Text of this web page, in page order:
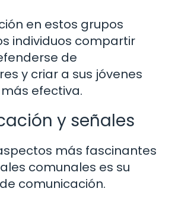
en estos grupos
individuos compartir
de
y criar a sus jóvenes
efectiva.
y señales
más fascinantes
comunales es su
comunicación.